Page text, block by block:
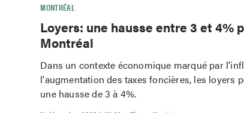
MONTRÉAL
Loyers: une hausse entre 3 et 4%
Montréal
Dans un contexte économique marqué par
l'augmentation des taxes foncières, les loyers
une hausse de 3 à 4%.